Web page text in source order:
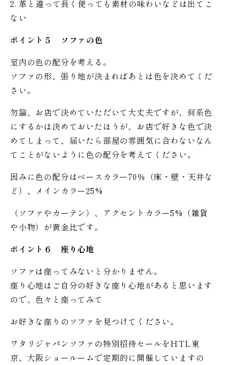
2. 革と違って長く使っても素材の味わいなどは出てこ
ない
ポイント５ ソファの色
室内の色の配分を考える。
ソファの形、張り地が決まればあとは色を決めてくだ
さい。
勿論、お店で決めていただいて大丈夫ですが、何系色
にするかは決めておいたほうが、お店で好きな色で決
めてしまって、届いたら部屋の雰囲気に合わないなん
てことがないように色の配分を考えてください。
因みに色の配分はベースカラー70％（床・壁・天井な
ど）、メインカラー25%
（ソファやカーテン）、アクセントカラー5%（雑貨
や小物）が黄金比です。
ポイント６ 座り心地
ソファは座ってみないと分かりません。
座り心地はご自分の好きな座り心地があると思います
ので、色々と座ってみて
お好きな座りのソファを見つけてください。
ワタリジャパンソファの特別招待セールをHTL東
京、大阪ショールームで定期的に開催していますの